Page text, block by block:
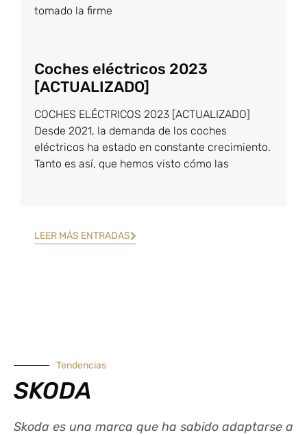
tomado la firme
Coches eléctricos 2023
[ACTUALIZADO]
COCHES ELÉCTRICOS 2023 [ACTUALIZADO]
Desde 2021, la demanda de los coches
eléctricos ha estado en constante crecimiento.
Tanto es así, que hemos visto cómo las
LEER MÁS ENTRADAS
Tendencias
SKODA
Skoda es una marca que ha sabido adaptarse a